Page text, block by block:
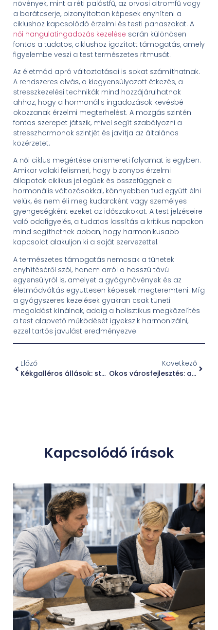
növények, mint a réti palástfű, az orvosi citromfű vagy
a barátcserje, bizonyítottan képesek enyhíteni a
ciklushoz kapcsolódó érzelmi és testi panaszokat. A
női hangulatingadozás kezelése során különösen
fontos a tudatos, ciklushoz igazított támogatás, amely
figyelembe veszi a test természetes ritmusát.
Az életmód apró változtatásai is sokat számíthatnak.
A rendszeres alvás, a kiegyensúlyozott étkezés, a
stresszkezelési technikák mind hozzájárulhatnak
ahhoz, hogy a hormonális ingadozások kevésbé
okozzanak érzelmi megterhelést. A mozgás szintén
fontos szerepet játszik, mivel segít szabályozni a
stresszhormonok szintjét és javítja az általános
közérzetet.
A női ciklus megértése önismereti folyamat is egyben.
Amikor valaki felismeri, hogy bizonyos érzelmi
állapotok ciklikus jellegűek és összefüggnek a
hormonális változásokkal, könnyebben tud együtt élni
velük, és nem éli meg kudarcként vagy személyes
gyengeségként ezeket az időszakokat. A test jelzéseire
való odafigyelés, a tudatos lassítás a kritikus napokon
mind segíthetnek abban, hogy harmonikusabb
kapcsolat alakuljon ki a saját szervezettel.
A természetes támogatás nemcsak a tünetek
enyhítéséről szól, hanem arról a hosszú távú
egyensúlyról is, amelyet a gyógynövények és az
életmódváltás együttesen képesek megteremteni. Míg
a gyógyszeres kezelések gyakran csak tüneti
megoldást kínálnak, addig a holisztikus megközelítés
a test alapvető működését igyekszik harmonizálni,
ezzel tartós javulást eredményezve.
Előző
Kékgalléros állások: stabil karrier a gyakorlati munkát igénylő szektorban
Következő
Okos városfejlesztés: a digitális technológia és a fenntartható urbanizáció összhangja
Kapcsolódó írások